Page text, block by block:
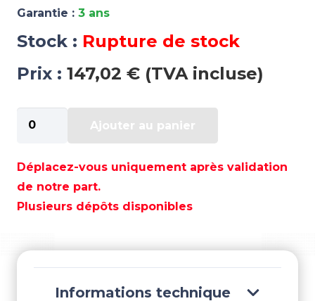
Garantie : 3 ans
Stock : Rupture de stock
Prix : 147,02 € (TVA incluse)
de
0,30
GM
V8
GEN
Ajouter au panier
Déplacez-vous uniquement après validation
de notre part.
Plusieurs dépôts disponibles
Informations technique